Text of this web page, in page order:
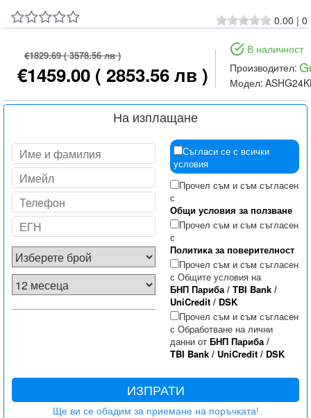
0.00 | 0
€1829.69( 3578.56 лв )
€1459.00 ( 2853.56 лв )
В наличност
Производител:
Модел:
На изплащане
Съгласи се с всички
условия
Прочел съм и съм съгласен
с
Общи условия за ползване
Прочел съм и съм съгласен
с
Политика за поверителност
Прочел съм и съм съгласен
с Общите условия на
БНП Париба/ TBI Bank/
UniCredit/ DSK
Прочел съм и съм съгласен
с Обработване на лични
данни от БНП Париба/
TBI Bank/ UniCredit/ DSK
ИЗПРАТИ
Ще ви се обадим за приемане на поръчката!